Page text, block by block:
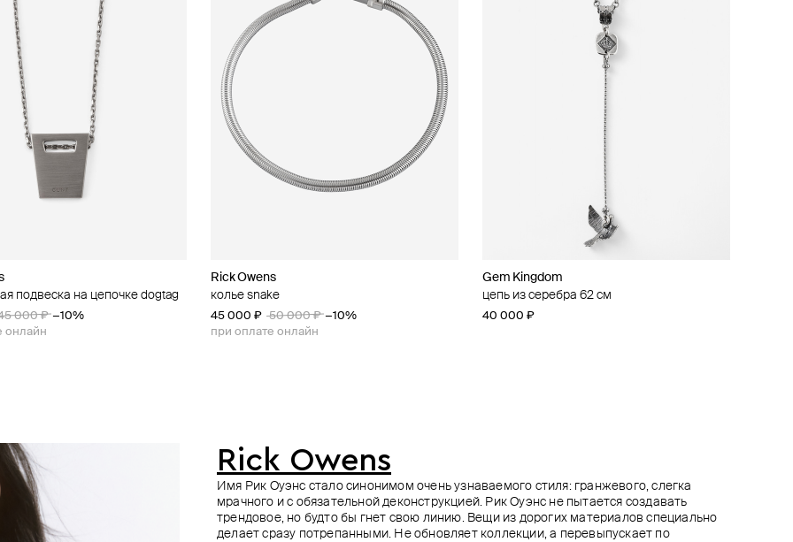
подвеска на цепочке dogtag
000 ₽ −10%
онлайн
Rick Owens
колье snake
45 000 ₽ 50 000 ₽ −10%
при оплате онлайн
Gem Kingdom
цепь из серебра 62 см
40 000 ₽
button
000 ₽ −10%
онлайн
Sevenworlds
серебристая подвеска viking из кобальта
42 900 ₽
MM6 Maison Margiela
серебристое колье-цепь с подвеской
40 000 ₽
с муассанитом
Mintaka Jewellery
колье из серебра с муассанитом
54 000 ₽
Mintaka Jewellery
колье из серебра с муассанитом
48 000 ₽
Margiela
mermaid
Gem Kingdom
черный фарфоровый пупс flipper на
цепочке из серебра
49 500 ₽ 55 000 ₽
SHE IS MONO
подвеска из серебра plasma
65 000 ₽
Rick Owens
Имя Рик Оуэнс стало синонимом очень узнаваемого стиля: гранжевого, слегка
мрачного и с обязательной деконструкцией. Рик Оуэнс не пытается создавать
трендовое, но будто бы гнет свою линию. Вещи из дорогих материалов специально
делает сразу потрепанными. Не обновляет коллекции, а перевыпускает по